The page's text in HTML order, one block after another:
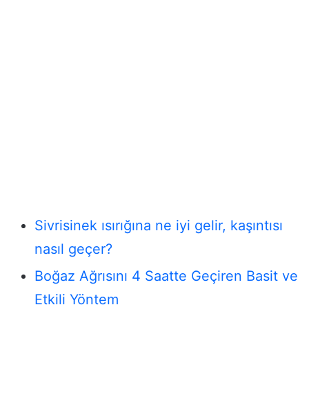
Sivrisinek ısırığına ne iyi gelir, kaşıntısı
nasıl geçer?
Boğaz Ağrısını 4 Saatte Geçiren Basit ve
Etkili Yöntem